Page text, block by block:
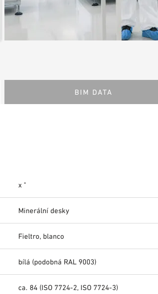
BIM DATA
x "
Minerální desky
Fieltro, blanco
bílá (podobná RAL 9003)
ca. 84 (ISO 7724-2, ISO 7724-3)